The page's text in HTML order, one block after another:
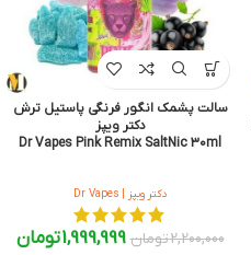
سالت پشمک انگور فرنگی پاستیل ترش
دکتر ویپز
Dr Vapes Pink Remix SaltNic 30ml
دکتر ویپز | Dr Vapes
2,200,000تومان 1,999,999تومان